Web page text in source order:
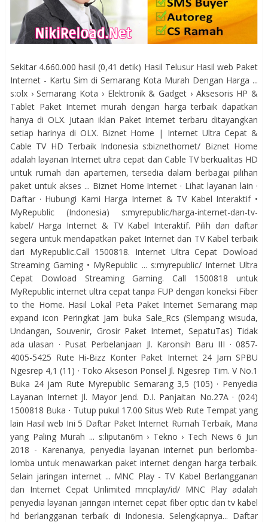
Sekitar 4.660.000 hasil (0,41 detik) Hasil Telusur Hasil web Paket
Internet - Kartu Sim di Semarang Kota Murah Dengan Harga ...
s:olx › Semarang Kota › Elektronik & Gadget › Aksesoris HP &
Tablet Paket Internet murah dengan harga terbaik dapatkan
hanya di OLX. Jutaan iklan Paket Internet terbaru ditayangkan
setiap harinya di OLX. Biznet Home | Internet Ultra Cepat &
Cable TV HD Terbaik Indonesia s:biznethomet/ Biznet Home
adalah layanan Internet ultra cepat dan Cable TV berkualitas HD
untuk rumah dan apartemen, tersedia dalam berbagai pilihan
paket untuk akses ... ‎Biznet Home Internet · ‎Lihat layanan lain ·
‎Daftar · ‎Hubungi Kami Harga Internet & TV Kabel Interaktif •
MyRepublic (Indonesia) s:myrepublic/harga-internet-dan-tv-
kabel/ Harga Internet & TV Kabel Interaktif. Pilih dan daftar
segera untuk mendapatkan paket Internet dan TV Kabel terbaik
dari MyRepublic.Call 1500818. Internet Ultra Cepat Dowload
Streaming Gaming • MyRepublic ... s:myrepublic/ Internet Ultra
Cepat Dowload Streaming Gaming. Call 1500818 untuk
MyRepublic internet ultra cepat tanpa FUP dengan koneksi Fiber
to the Home. Hasil Lokal Peta Paket Internet Semarang map
expand icon Peringkat Jam buka Sale_Rcs (Slempang wisuda,
Undangan, Souvenir, Grosir Paket Internet, SepatuTas) Tidak
ada ulasan · Pusat Perbelanjaan Jl. Karonsih Baru III · 0857-
4005-5425 Rute Hi-Bizz Konter Paket Internet 24 Jam SPBU
Ngesrep 4,1 (11) · Toko Aksesori Ponsel Jl. Ngesrep Tim. V No.1
Buka 24 jam Rute Myrepublic Semarang 3,5 (105) · Penyedia
Layanan Internet Jl. Mayor Jend. D.I. Panjaitan No.27A · (024)
1500818 Buka ⋅ Tutup pukul 17.00 Situs Web Rute Tempat yang
lain Hasil web Ini 5 Daftar Paket Internet Rumah Terbaik, Mana
yang Paling Murah ... s:liputan6m › Tekno › Tech News 6 Jun
2018 - Karenanya, penyedia layanan internet pun berlomba-
lomba untuk menawarkan paket internet dengan harga terbaik.
Selain jaringan internet ... MNC Play - TV Kabel Berlangganan
dan Internet Cepat Unlimited mncplay/id/ MNC Play adalah
penyedia layanan jaringan internet cepat fiber optic dan tv kabel
hd berlangganan terbaik di Indonesia. Selengkapnya... Daftar